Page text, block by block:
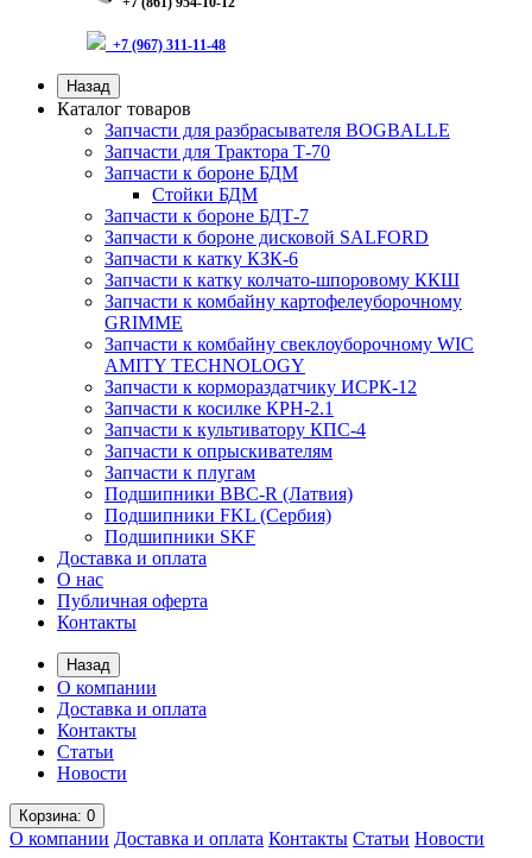
+7 (967) 311-11-48
Назад
Каталог товаров
Запчасти для разбрасывателя BOGBALLE
Запчасти для Трактора Т-70
Запчасти к бороне БДМ
Стойки БДМ
Запчасти к бороне БДТ-7
Запчасти к бороне дисковой SALFORD
Запчасти к катку КЗК-6
Запчасти к катку колчато-шпоровому ККШ
Запчасти к комбайну картофелеуборочному
GRIMME
Запчасти к комбайну свеклоуборочному WIC
AMITY TECHNOLOGY
Запчасти к кормораздатчику ИСРК-12
Запчасти к косилке КРН-2.1
Запчасти к культиватору КПС-4
Запчасти к опрыскивателям
Запчасти к плугам
Подшипники BBC-R (Латвия)
Подшипники FKL (Сербия)
Подшипники SKF
Доставка и оплата
О нас
Публичная оферта
Контакты
Назад
О компании
Доставка и оплата
Контакты
Статьи
Новости
Корзина: 0
О компании Доставка и оплата Контакты Статьи Новости